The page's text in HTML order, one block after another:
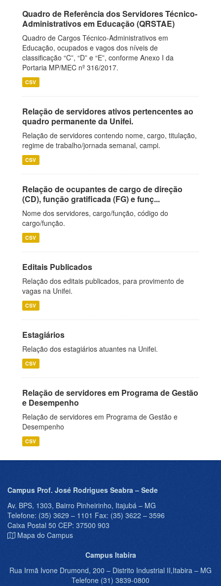
Quadro de Referência dos Servidores Técnico-
Administrativos em Educação (QRSTAE)
Quadro de Cargos Técnico-Administrativos em
Educação, ocupados e vagos dos níveis de
classificação “C”, “D” e “E”, conforme Anexo I da
Portaria MP/MEC nº 316/2017.
CSV
Relação de servidores ativos pertencentes ao
quadro permanente da Unifei.
Relação de servidores contendo nome, cargo, titulação,
regime de trabalho/jornada semanal, campi.
CSV
Relação de ocupantes de cargo de direção
(CD), função gratificada (FG) e funç...
Nome dos servidores, cargo/função, código do
cargo/função.
CSV
Editais Publicados
Relação dos editais publicados, para provimento de
vagas na Unifei.
CSV
Estagiários
Relação dos estagiários atuantes na Unifei.
CSV
Relação de servidores em Programa de Gestão
e Desempenho
Relação de servidores em Programa de Gestão e
Desempenho
CSV
Campus Prof. José Rodrigues Seabra – Sede
Av. BPS, 1303, Bairro Pinheirinho, Itajubá – MG
Telefone: (35) 3629 – 1101 Fax: (35) 3622 – 3596
Caixa Postal 50 CEP: 37500 903
Mapa do Campus
Campus Itabira
Rua Irmã Ivone Drumond, 200 – Distrito Industrial II,Itabira – MG
Telefone (31) 3839-0800